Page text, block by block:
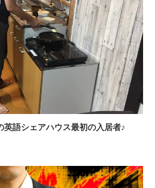
語シェアハウス最初の入居者♪